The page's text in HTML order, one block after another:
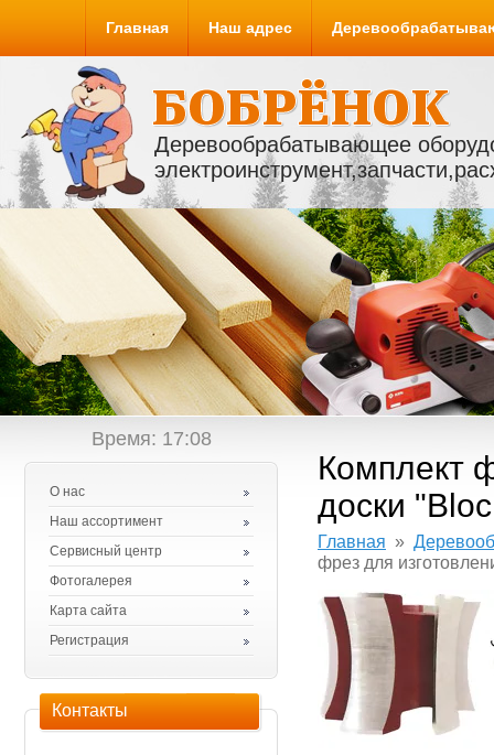
Деревообрабатывающее
Главная Наш адрес
Время: 17 08
О нас
Наш ассортимент
Сервисный центр
Фотогалерея
Карта сайта
Регистрация
Контакты
Комплект
доски
Главная »
фрез для